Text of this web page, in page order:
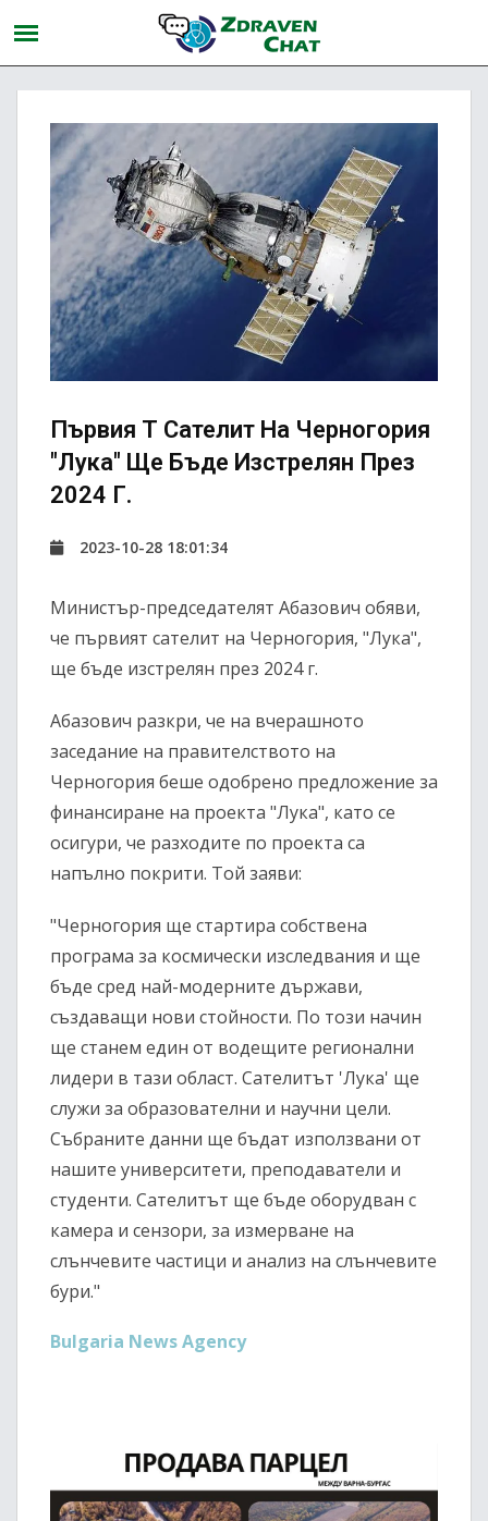
Първия Т Сателит На Черногория
"Лука" Ще Бъде Изстрелян През
2024 Г.
2023-10-28 18:01:34
Министър-председателят Абазович обяви,
че първият сателит на Черногория, "Лука",
ще бъде изстрелян през 2024 г.
Абазович разкри, че на вчерашното
заседание на правителството на
Черногория беше одобрено предложение за
финансиране на проекта "Лука", като се
осигури, че разходите по проекта са
напълно покрити. Той заяви:
"Черногория ще стартира собствена
програма за космически изследвания и ще
бъде сред най-модерните държави,
създаващи нови стойности. По този начин
ще станем един от водещите регионални
лидери в тази област. Сателитът 'Лука' ще
служи за образователни и научни цели.
Събраните данни ще бъдат използвани от
нашите университети, преподаватели и
студенти. Сателитът ще бъде оборудван с
камера и сензори, за измерване на
слънчевите частици и анализ на слънчевите
бури."
Bulgaria News Agency